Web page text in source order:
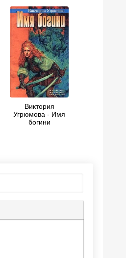
Виктория
Угрюмова - Имя
богини